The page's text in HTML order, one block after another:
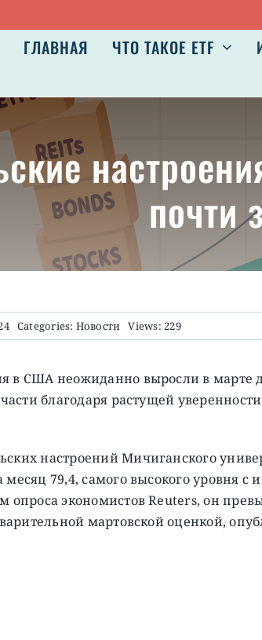
ГЛАВНАЯ ЧТО ТАКОЕ ETF
почти
Categories: Новости Views: 229
в США неожиданно выросли в марте
благодаря растущей
настроений Мичиганского
79,4, самого высокого уровня с
опроса экономистов Reuters, он
мартовской оценкой,